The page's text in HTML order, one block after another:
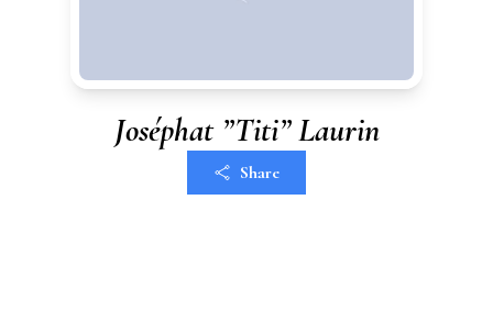
Joséphat ”Titi” Laurin
Share